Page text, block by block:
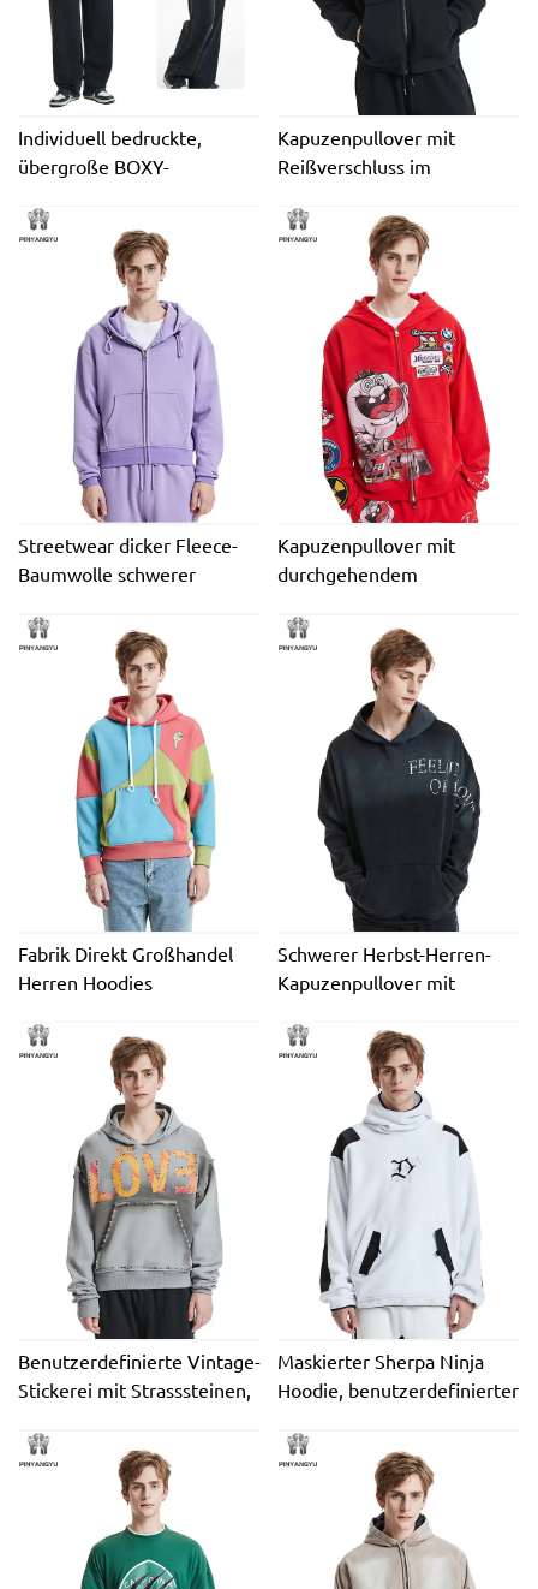
Individuell bedruckte,
übergroße BOXY-
mit doppelseitigem, kurzem
Reißverschluss, 100 %
Baumwolle, Streetwear-Stil,
umweltfreundlich
Kapuzenpullover mit
Reißverschluss im
Druckverfahren für Herbst-
und Wintermode und
Streetwear dicker Fleece-
Baumwolle schwerer
Kapuzenpullover mit
Reißverschluss,
individuelles Stickerei-Logo,
OEM-Großhandel,
Kapuzenpullover mit
Reißverschluss, Strass
Kapuzenpullover mit
durchgehendem
Wash-Design, individuelles
Logo, OEM-ODM-DTG-
Hoodie, Kapuzenpullover
mit durchgehendem
Reißverschluss und
Stickerei im Strass-Design
Fabrik Direkt Großhandel
Herren Hoodies
Spleißpullover Prägedruck
Reißverschluss Gestickte
Techniken Günstig
Schwerer Herbst-Herren-
Kapuzenpullover mit
und DTG-Grafik, Acid Wash
Distress Vintage
Benutzerdefinierte Vintage-
Stickerei mit Strasssteinen,
Säurewäsche, übergroß,
100 % Baumwolle,
umweltfreundlich, hohe
Maskierter Sherpa Ninja
Hoodie, benutzerdefinierter
flauschige Stickerei, Berber-
Fleece, schwerer Hoodie